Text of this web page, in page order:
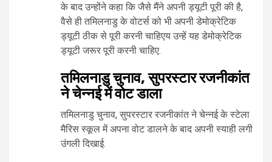
के बाद उन्होंने कहा कि जैसे मैंने अपनी ड्यूटी पूरी की है,
वैसे ही तमिलनाडु के वोटर्स को भी अपनी डेमोक्रेटिक
ड्यूटी ठीक से पूरी करनी चाहिएय उन्हें यह डेमोक्रेटिक
ड्यूटी जरूर पूरी करनी चाहिए.
तमिलनाडु चुनाव, सुपरस्टार रजनीकांत
ने चेन्नई में वोट डाला
तमिलनाडु चुनाव, सुपरस्टार रजनीकांत ने चेन्नई के स्टेला
मैरिस स्कूल में अपना वोट डालने के बाद अपनी स्याही लगी
उंगली दिखाई.